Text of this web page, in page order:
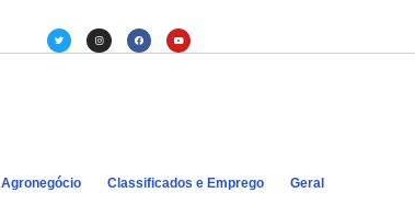
Agronegócio Classificados e Emprego Geral